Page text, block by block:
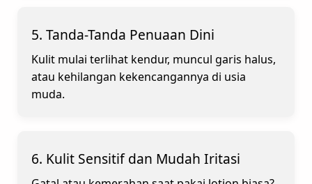
5. Tanda-Tanda Penuaan Dini
Kulit mulai terlihat kendur, muncul garis halus,
atau kehilangan kekencangannya di usia
muda.
6. Kulit Sensitif dan Mudah Iritasi